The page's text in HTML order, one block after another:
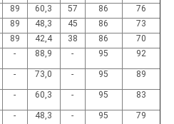
89 60,3 57 86
76
89 48,3 45 86
73
89 42,4 38 86
70
- 88,9 - 95 92
- 73,0 - 95 89
- 60,3 - 95 83
- 48,3 - 95 79